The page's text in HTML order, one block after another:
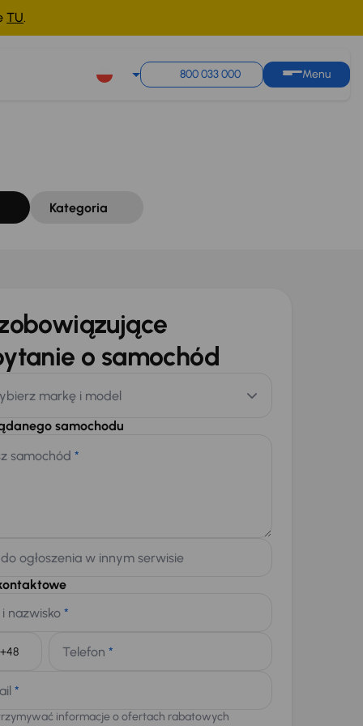
TU.
800 033 000 Menu
Kategoria
o samochód
markę i model
samochodu
samochód *
ogłoszenia w innym serwisie
nazwisko *
Telefon *
*
informacje o ofertach rabatowych